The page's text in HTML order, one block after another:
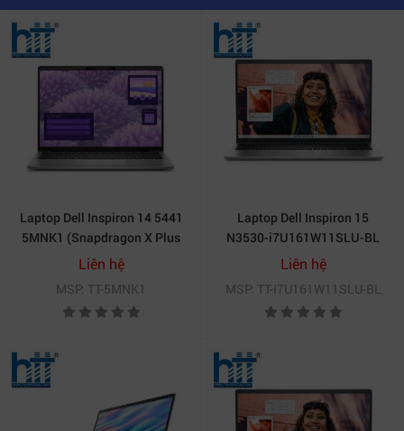
Laptop Dell Inspiron 14 5441
5MNK1 (Snapdragon X Plus
X1P-64-100 | 16GB | 512GB |
Qualcom Adreno | 14 inch
FHD+ | Win 11 | Office 24 |
Xám)
Liên hệ
MSP: TT-5MNK1
Laptop Dell Inspiron 15
N3530-i7U161W11SLU-BL
(Intel Core i7-1355U | 16GB |
1TB | Intel Iris Xe | 15.6 inch
FHD | Win 11 | Office HS24 |
Bạc)
Liên hệ
MSP: TT-I7U161W11SLU-BL